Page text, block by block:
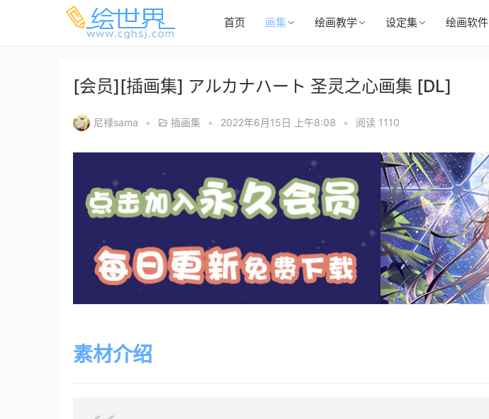
首页 画集 绘画教学 设定集 绘画软件
[会员][插画集] アルカナハート 圣灵之心画集 [DL]
尼禄sama • 插画集 • 2022年6月15日 上午8:08 • 阅读 1110
素材介绍